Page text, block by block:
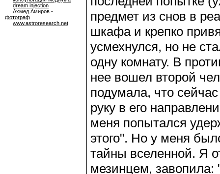
dream injection
Ахмед Амиров -
фотограф
www.astroresearch.net
предмет из снов в
шкафа и крепко
усмехнулся, но не
одну комнату. В
нее вошел второй
подумала, что
руку в его
меня попытался
этого". Но у меня
тайны вселенной. Я
мезинцем, завопила: